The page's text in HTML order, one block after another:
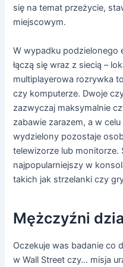
się na temat przeżycie,
miejscowym.
W wypadku podzielonego
łączą się wraz z siecią –
multiplayerowa rozrywka
czy komputerze. Dwoje
zazwyczaj maksymalnie
zabawie zarazem, a w
wydzielony pozostaje
telewizorze lub monitorze.
najpopularniejszy w
takich jak strzelanki czy
Mężczyźni
Oczekuje was badanie co
w Wall Street czy… misja